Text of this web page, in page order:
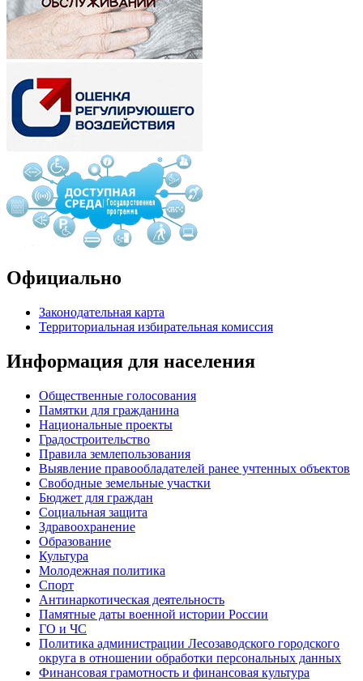
Официально
Законодательная карта
Территориальная избирательная комиссия
Информация для населения
Общественные голосования
Памятки для гражданина
Национальные проекты
Градостроительство
Правила землепользования
Выявление правообладателей ранее учтенных объектов
Свободные земельные участки
Бюджет для граждан
Социальная защита
Здравоохранение
Образование
Культура
Молодежная политика
Спорт
Антинаркотическая деятельность
Памятные даты военной истории России
ГО и ЧС
Политика администрации Лесозаводского городского
округа в отношении обработки персональных данных
Финансовая грамотность и финансовая культура